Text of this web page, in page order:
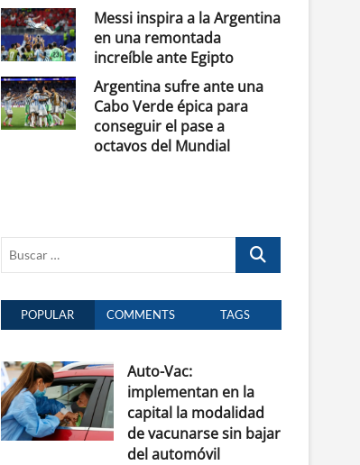
Messi inspira a la Argentina
en una remontada
increíble ante Egipto
Argentina sufre ante una
Cabo Verde épica para
conseguir el pase a
octavos del Mundial
Buscar
POPULAR COMMENTS TAGS
Auto-Vac:
implementan en la
capital la modalidad
de vacunarse sin bajar
del automóvil